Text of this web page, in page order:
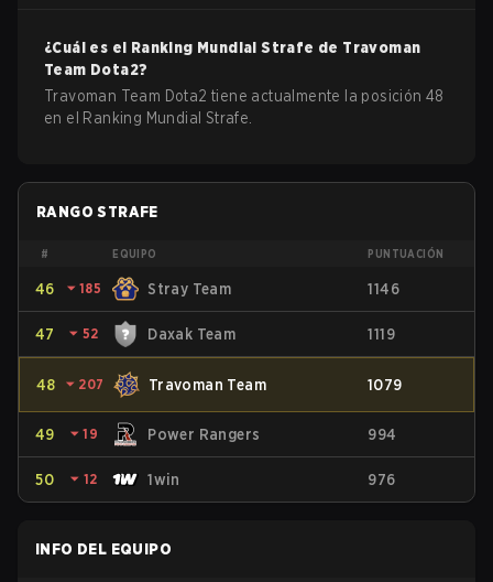
¿Cuál es el Ranking Mundial Strafe de Travoman
Team Dota2?
Travoman Team Dota2 tiene actualmente la posición 48
en el Ranking Mundial Strafe.
RANGO STRAFE
# EQUIPO PUNTUACIÓN
46 ⏷ 185 Stray Team 1146
47 ⏷ 52 Daxak Team 1119
48 ⏷ 207 Travoman Team 1079
49 ⏷ 19 Power Rangers 994
50 ⏷ 12 1win 976
INFO DEL EQUIPO